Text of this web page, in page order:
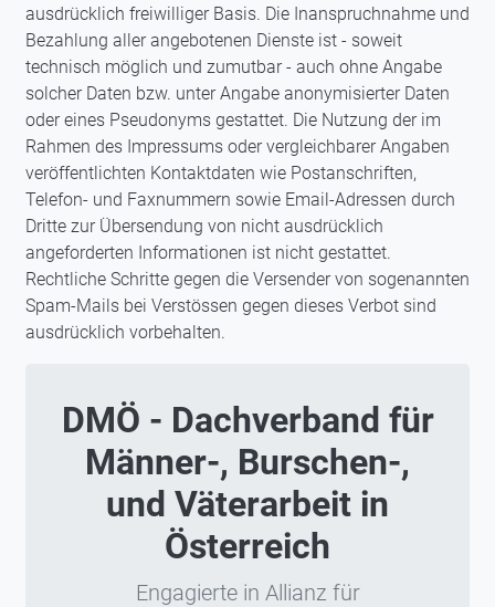
ausdrücklich freiwilliger Basis. Die Inanspruchnahme und
Bezahlung aller angebotenen Dienste ist - soweit
technisch möglich und zumutbar - auch ohne Angabe
solcher Daten bzw. unter Angabe anonymisierter Daten
oder eines Pseudonyms gestattet. Die Nutzung der im
Rahmen des Impressums oder vergleichbarer Angaben
veröffentlichten Kontaktdaten wie Postanschriften,
Telefon- und Faxnummern sowie Email-Adressen durch
Dritte zur Übersendung von nicht ausdrücklich
angeforderten Informationen ist nicht gestattet.
Rechtliche Schritte gegen die Versender von sogenannten
Spam-Mails bei Verstössen gegen dieses Verbot sind
ausdrücklich vorbehalten.
DMÖ - Dachverband für
Männer-, Burschen-,
und Väterarbeit in
Österreich
Engagierte in Allianz für